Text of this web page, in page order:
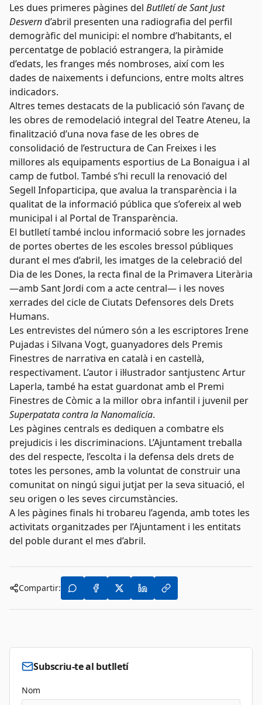
Les dues primeres pàgines del Butlletí de Sant Just
Desvernd’abril presenten una radiografia del perfil
demogràfic del municipi: el nombre d’habitants, el
percentatge de població estrangera, la piràmide
d’edats, les franges més nombroses, així com les
dades de naixements i defuncions, entre molts altres
indicadors.
Altres temes destacats de la publicació són l’avanç de
les obres de remodelació integral del Teatre Ateneu, la
finalització d’una nova fase de les obres de
consolidació de l’estructura de Can Freixes i les
millores als equipaments esportius de La Bonaigua i al
camp de futbol. També s’hi recull la renovació del
Segell Infoparticipa, que avalua la transparència i la
qualitat de la informació pública que s’ofereix al web
municipal i al Portal de Transparència.
El butlletí també inclou informació sobre les jornades
de portes obertes de les escoles bressol públiques
durant el mes d’abril, les imatges de la celebració del
Dia de les Dones, la recta final de la Primavera Literària
—amb Sant Jordi com a acte central— i les noves
xerrades del cicle de Ciutats Defensores dels Drets
Humans.
Les entrevistes del número són a les escriptores Irene
Pujadas i Silvana Vogt, guanyadores dels Premis
Finestres de narrativa en català i en castellà,
respectivament. L’autor i il·lustrador santjustenc Artur
Laperla, també ha estat guardonat amb el Premi
Finestres de Còmic a la millor obra infantil i juvenil per
Superpatata contra la Nanomalicia.
Les pàgines centrals es dediquen a combatre els
prejudicis i les discriminacions. L’Ajuntament treballa
des del respecte, l’escolta i la defensa dels drets de
totes les persones, amb la voluntat de construir una
comunitat on ningú sigui jutjat per la seva situació, el
seu origen o les seves circumstàncies.
A les pàgines finals hi trobareu l’agenda, amb totes les
activitats organitzades per l’Ajuntament i les entitats
del poble durant el mes d’abril.
Compartir:
Subscriu-te al butlletí
Nom